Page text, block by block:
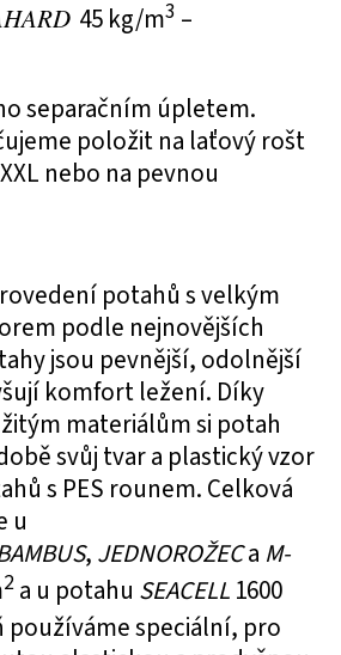
45 kg/m3 –
separačním úpletem.
položit na laťový rošt
XXL nebo na pevnou
potahů s velkým
podle nejnovějších
jsou pevnější, odolnější
komfort ležení. Díky
materiálům si potah
svůj tvar a plastický vzor
s PES rounem. Celková
u
, JEDNOROŽECa M-
2 a u potahu SEACELL 1600
používáme speciální, pro